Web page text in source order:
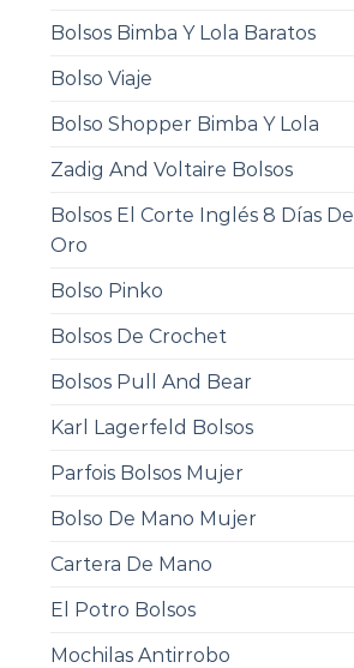
Bolsos Bimba Y Lola Baratos
Bolso Viaje
Bolso Shopper Bimba Y Lola
Zadig And Voltaire Bolsos
Bolsos El Corte Inglés 8 Días De
Oro
Bolso Pinko
Bolsos De Crochet
Bolsos Pull And Bear
Karl Lagerfeld Bolsos
Parfois Bolsos Mujer
Bolso De Mano Mujer
Cartera De Mano
El Potro Bolsos
Mochilas Antirrobo